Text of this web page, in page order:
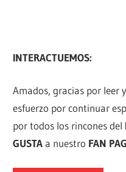
INTERACTUEMOS:
Amados, gracias por leer
esfuerzo por continuar
por todos los rincones
GUSTAa nuestro FAN